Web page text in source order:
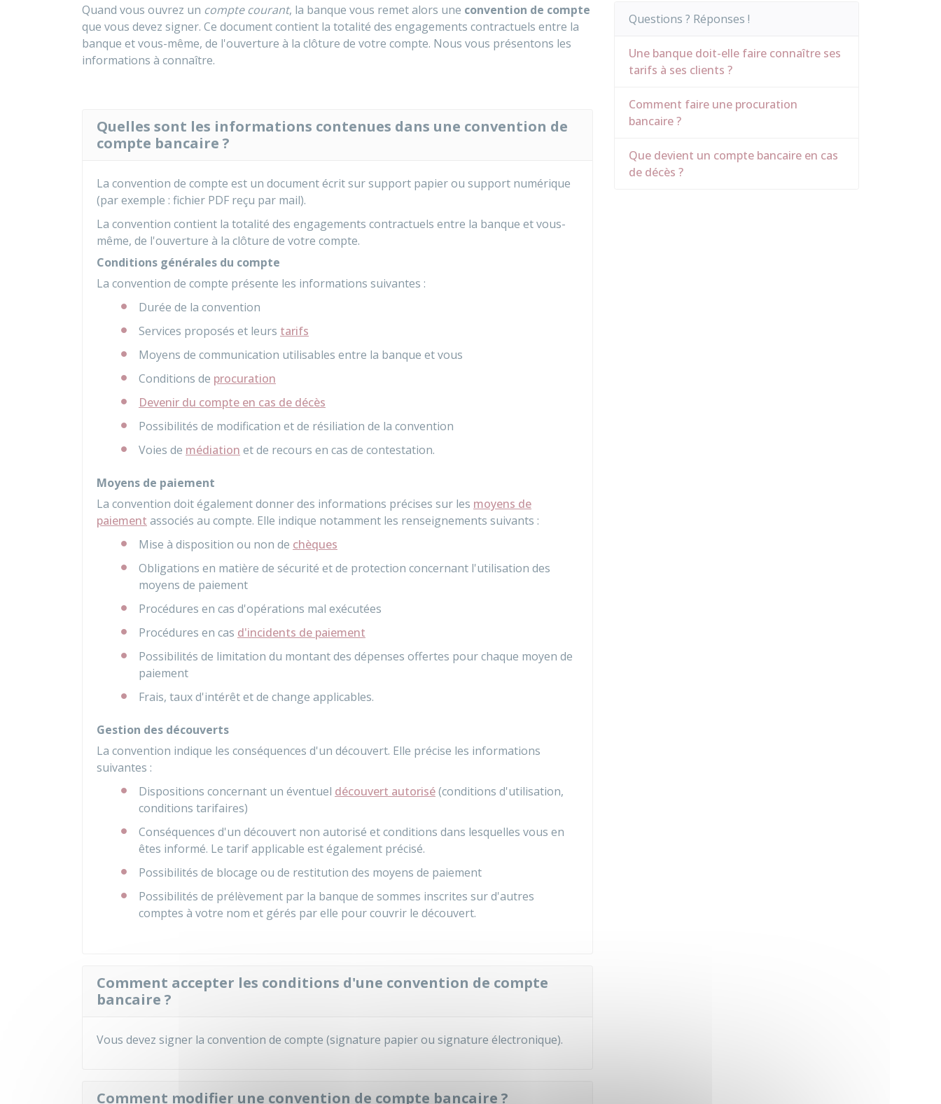
Quand vous ouvrez un compte courant, la banque vous remet alors une convention de compte
que vous devez signer. Ce document contient la totalité des engagements contractuels entre la
banque et vous-même, de l'ouverture à la clôture de votre compte. Nous vous présentons les
informations à connaître.
Quelles sont les informations contenues dans une convention de
compte bancaire ?
La convention de compte est un document écrit sur support papier ou support numérique
(par exemple : fichier PDF reçu par mail).
La convention contient la totalité des engagements contractuels entre la banque et vous-
même, de l'ouverture à la clôture de votre compte.
Conditions générales du compte
La convention de compte présente les informations suivantes :
Durée de la convention
Services proposés et leurs tarifs
Moyens de communication utilisables entre la banque et vous
Conditions de procuration
Devenir du compte en cas de décès
Possibilités de modification et de résiliation de la convention
Voies de médiation et de recours en cas de contestation.
Moyens de paiement
La convention doit également donner des informations précises sur les moyens de
paiement associés au compte. Elle indique notamment les renseignements suivants :
Mise à disposition ou non de chèques
Obligations en matière de sécurité et de protection concernant l'utilisation des
moyens de paiement
Procédures en cas d'opérations mal exécutées
Procédures en cas d'incidents de paiement
Possibilités de limitation du montant des dépenses offertes pour chaque moyen de
paiement
Frais, taux d'intérêt et de change applicables.
Gestion des découverts
La convention indique les conséquences d'un découvert. Elle précise les informations
suivantes :
Dispositions concernant un éventuel découvert autorisé(conditions d'utilisation,
conditions tarifaires)
Conséquences d'un découvert non autorisé et conditions dans lesquelles vous en
êtes informé. Le tarif applicable est également précisé.
Possibilités de blocage ou de restitution des moyens de paiement
Possibilités de prélèvement par la banque de sommes inscrites sur d'autres
comptes à votre nom et gérés par elle pour couvrir le découvert.
Comment accepter les conditions d'une convention de compte
bancaire ?
Vous devez signer la convention de compte (signature papier ou signature électronique).
Comment modifier une convention de compte bancaire ?
Questions ? Réponses !
Une banque doit-elle faire connaître ses
tarifs à ses clients ?
Comment faire une procuration
bancaire ?
Que devient un compte bancaire en cas
de décès ?